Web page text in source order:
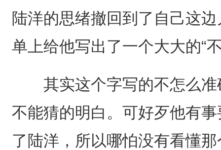
陆洋的思绪撤回到了自己这
单上给他写出了一个大大的“
其实这个字写的不怎么准
不能猜的明白。可好歹他有
了陆洋，所以哪怕没有看懂